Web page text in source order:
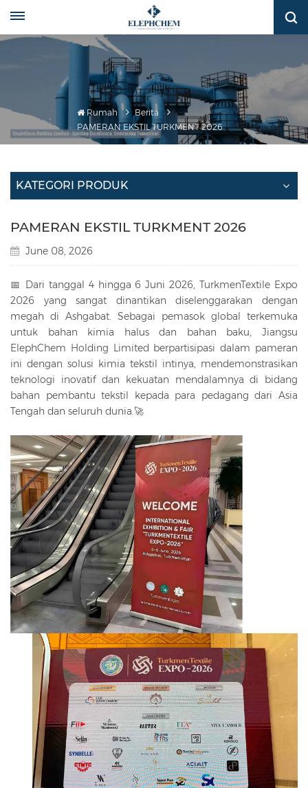
Rumah
Berita
PAMERAN EKSTIL TURKMENT 2026
KATEGORI PRODUK
PAMERAN EKSTIL TURKMENT 2026
June 08, 2026
📅 Dari tanggal 4 hingga 6 Juni 2026, TurkmenTextile Expo
2026 yang sangat dinantikan diselenggarakan dengan
megah di Ashgabat. Sebagai pemasok global terkemuka
untuk bahan kimia halus dan bahan baku, Jiangsu
ElephChem Holding Limited berpartisipasi dalam pameran
ini dengan solusi kimia tekstil intinya, mendemonstrasikan
teknologi inovatif dan kekuatan mendalamnya di bidang
bahan pembantu tekstil kepada para pedagang dari Asia
Tengah dan seluruh dunia.🚀